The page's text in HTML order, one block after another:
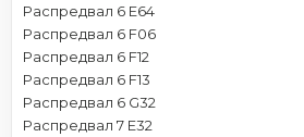
Распредвал 6 E64
Распредвал 6 F06
Распредвал 6 F12
Распредвал 6 F13
Распредвал 6 G32
Распредвал 7 E32